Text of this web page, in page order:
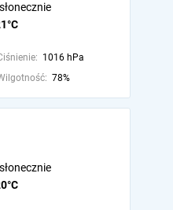
1016 hPa
78%